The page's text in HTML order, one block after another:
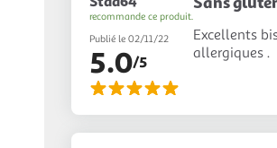
recommande ce produit.
Publié le 02/11/22
5.0/5
Excellents
allergiques .